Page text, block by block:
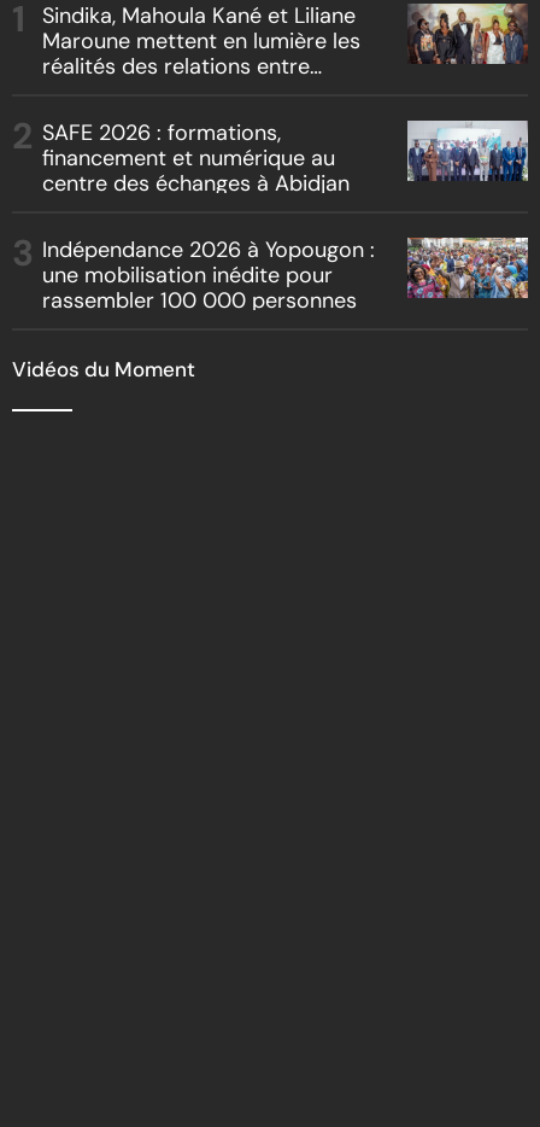
Sindika, Mahoula Kané et Liliane
Maroune mettent en lumière les
réalités des relations entre
« Boss vs Boss »
SAFE 2026 : formations,
financement et numérique au
centre des échanges à Abidjan
Indépendance 2026 à Yopougon :
une mobilisation inédite pour
rassembler 100 000 personnes
Vidéos du Moment